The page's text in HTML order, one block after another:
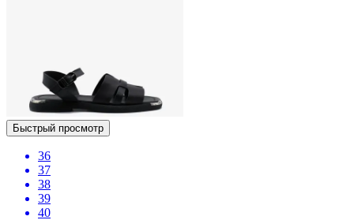
Быстрый просмотр
36
37
38
39
40